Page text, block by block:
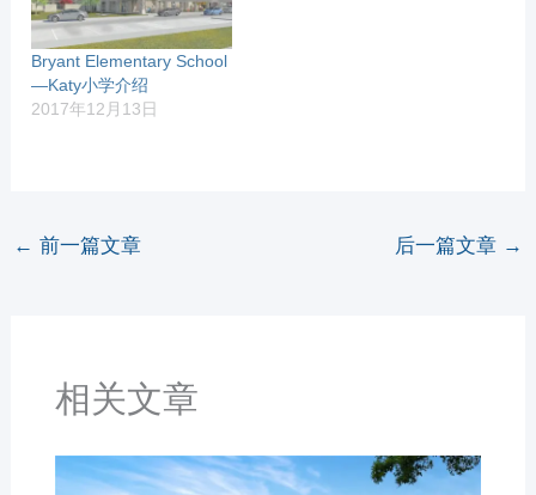
Bryant Elementary School
—Katy小学介绍
2017年12月13日
← 前一篇文章 后一篇文章 →
相关文章